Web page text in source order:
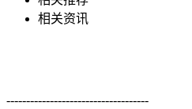
相关资讯
------------------------------------